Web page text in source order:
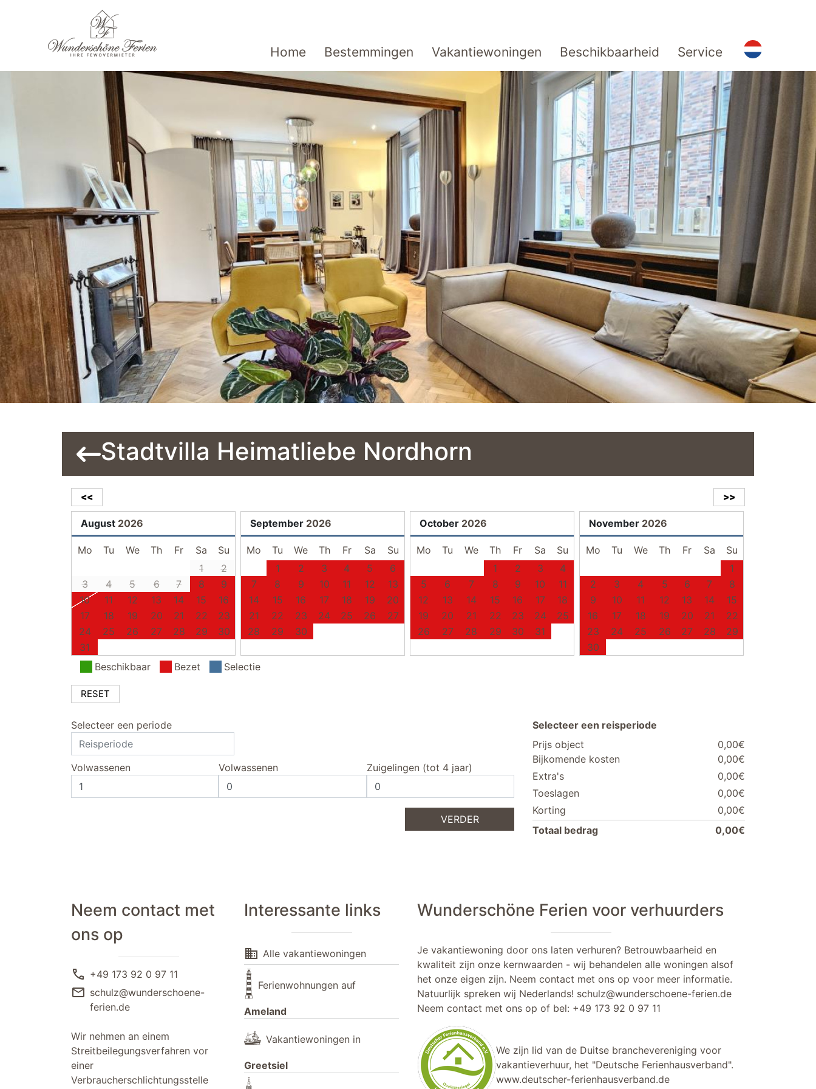
Home Bestemmingen Vakantiewoningen Beschikbaarheid Service
Stadtvilla Heimatliebe Nordhorn
>>
<<
August 2026
Mo Tu We Th Fr Sa
Su
1
2
3
4 5 6 7 8
9
10
11 12 13 14 15
16
17
18 19 20 21 22
23
24
25 26 27 28 29
30
31
September 2026
Mo Tu We Th Fr Sa
Su
1
2 3 4 5
6
7
8 9 10 11 12
13
14
15 16 17 18 19
20
21
22 23 24 25 26
27
28
29 30
October 2026
Mo Tu We Th Fr Sa
Su
1
2 3
4
5
6 7 8 9 10
11
12
13 14 15 16 17
18
19
20 21 22 23 24
25
26
27 28 29 30 31
November 2026
Mo Tu We Th Fr Sa
Su
1
2
3 4 5 6 7
8
9
10 11 12 13 14
15
16
17 18 19 20 21
22
23
24 25 26 27 28
29
30
Beschikbaar
Bezet Selectie
RESET
Selecteer een periode
Volwassenen Volwassenen Zuigelingen (tot 4 jaar)
VERDER
Selecteer een reisperiode
Prijs object
0,00€
Bijkomende kosten
0,00€
Extra's
0,00€
Toeslagen
0,00€
Korting
0,00€
Totaal bedrag
0,00€
Neem contact met
ons op
call +49 173 92 0 97 11
mail schulz@wunderschoene-
ferien.de
Wir nehmen an einem
Streitbeilegungsverfahren vor
einer
Verbraucherschlichtungsstelle
Interessante links
domain Alle vakantiewoningen
Ferienwohnungen auf
Ameland
Vakantiewoningen in
Greetsiel
Wunderschöne Ferien voor verhuurders
Je vakantiewoning door ons laten verhuren? Betrouwbaarheid en
kwaliteit zijn onze kernwaarden - wij behandelen alle woningen alsof
het onze eigen zijn. Neem contact met ons op voor meer informatie.
Natuurlijk spreken wij Nederlands! schulz@wunderschoene-ferien.de
Neem contact met ons op of bel: +49 173 92 0 97 11
We zijn lid van de Duitse branchevereniging voor
vakantieverhuur, het "Deutsche Ferienhausverband".
www.deutscher-ferienhausverband.de